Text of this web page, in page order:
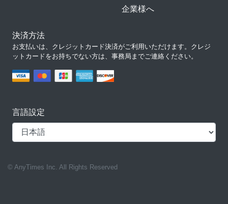
企業様へ
決済方法
お支払いは、クレジットカード決済がご利用いただけます。クレジ
ットカードをお持ちでない方は、事務局までご連絡ください。
言語設定
© AnyTimes Inc. All Rights Reserved